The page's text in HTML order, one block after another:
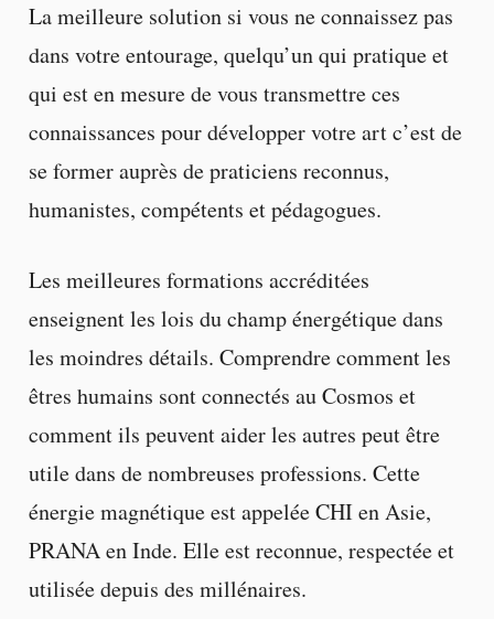
La meilleure solution si vous ne connaissez pas
dans votre entourage, quelqu’un qui pratique et
qui est en mesure de vous transmettre ces
connaissances pour développer votre art c’est de
se former auprès de praticiens reconnus,
humanistes, compétents et pédagogues.
Les meilleures formations accréditées
enseignent les lois du champ énergétique dans
les moindres détails. Comprendre comment les
êtres humains sont connectés au Cosmos et
comment ils peuvent aider les autres peut être
utile dans de nombreuses professions. Cette
énergie magnétique est appelée CHI en Asie,
PRANA en Inde. Elle est reconnue, respectée et
utilisée depuis des millénaires.